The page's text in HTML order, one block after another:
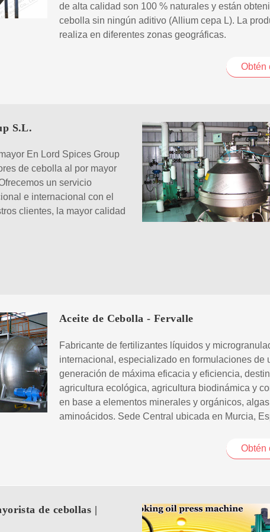
de alta calidad son 100 % naturales y están
cebolla sin ningún aditivo (Allium cepa L). La
realiza en diferentes zonas geográficas.
Obtén
S.L.
En Lord Spices Group
de cebolla al por mayor
un servicio
e internacional con el
clientes, la mayor calidad
Aceite de Cebolla - Fervalle
Fabricante de fertilizantes líquidos y
internacional, especializado en formulaciones de
generación de máxima eficacia y eficiencia,
agricultura ecológica, agricultura biodinámica y
en base a elementos minerales y orgánicos,
aminoácidos. Sede Central ubicada en Murcia,
Obtén
de cebollas |